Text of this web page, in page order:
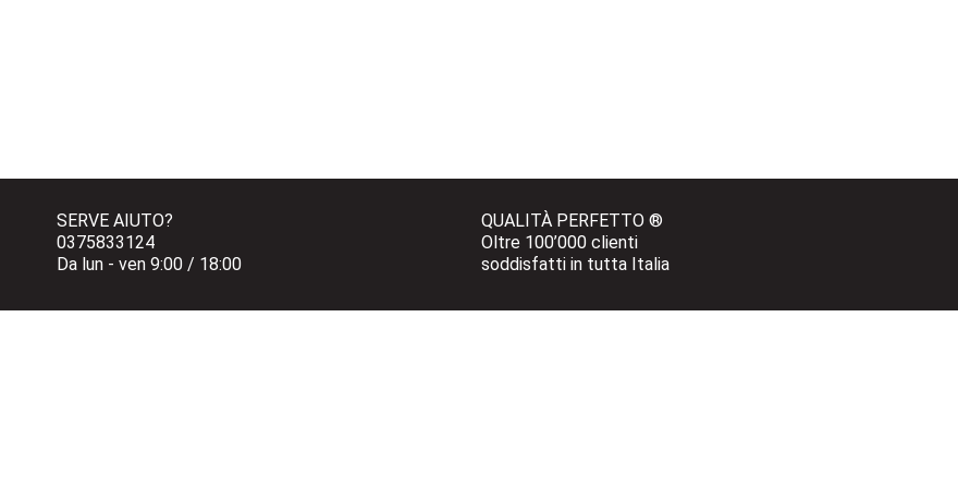
SERVE AIUTO?
0375833124
Da lun - ven 9:00 / 18:00
QUALITÀ PERFETTO ®
Oltre 100’000 clienti
soddisfatti in tutta Italia